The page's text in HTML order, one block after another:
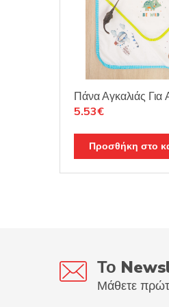
Πάνα Αγκαλιάς Για
Original
was:
6.50€.
5.53€Η
τιμή
είναι:
5.53€.
Προσθήκη στο
Το
Μάθετε